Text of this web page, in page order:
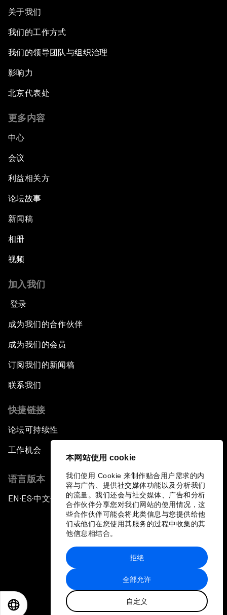
本网站使用 cookie
我们使用 Cookie 来制作贴合用户需求的内
容与广告、提供社交媒体功能以及分析我们
的流量。我们还会与社交媒体、广告和分析
合作伙伴分享您对我们网站的使用情况，这
些合作伙伴可能会将此类信息与您提供给他
们或他们在您使用其服务的过程中收集的其
他信息相结合。
全部允许
自定义
拒绝
关于我们
我们的工作方式
我们的领导团队与组织治理
影响力
北京代表处
更多内容
中心
会议
利益相关方
论坛故事
新闻稿
相册
视频
加入我们
登录
成为我们的合作伙伴
成为我们的会员
订阅我们的新闻稿
联系我们
快捷链接
论坛可持续性
工作机会
语言版本
EN ▪ES▪中文▪ 日本語
站点地图
世界经济论坛